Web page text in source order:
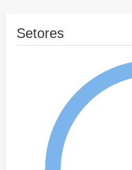
Setores